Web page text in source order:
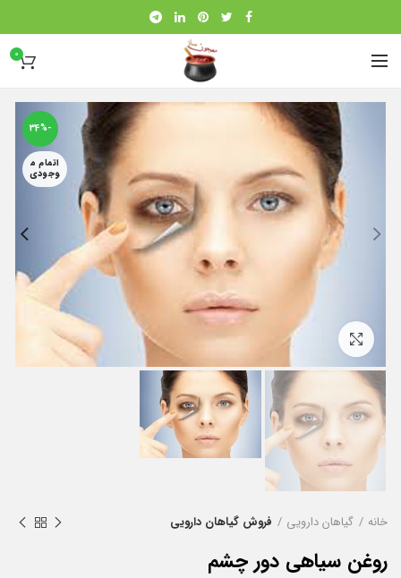
0
-34%
اتمام م
وجودی
بزرگنمایی تصویر
خانه گیاهان دارویی فروش گیاهان دارویی
روغن سیاهی دور چشم